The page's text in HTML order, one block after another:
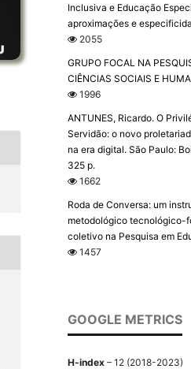
Inclusiva e Educação
aproximações e
2055
GRUPO FOCAL NA
CIÊNCIAS SOCIAIS E
1996
ANTUNES, Ricardo. O
Servidão: o novo
na era digital. São Paulo:
325 p.
1662
Roda de Conversa: um
metodológico tecnológico-
coletivo na Pesquisa em
1457
GOOGLE METRICS
H-index – 12 (2018-2023)